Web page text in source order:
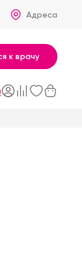
Адреса
к врачу